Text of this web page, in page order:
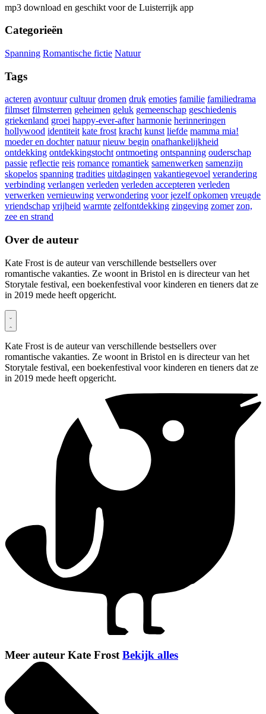
mp3 download en geschikt voor de Luisterrijk app
Categorieën
Spanning Romantische fictie Natuur
Tags
acteren avontuur cultuur dromen druk emoties familie familiedrama
filmset filmsterren geheimen geluk gemeenschap geschiedenis
griekenland groei happy-ever-after harmonie herinneringen
hollywood identiteit kate frost kracht kunst liefde mamma mia!
moeder en dochter natuur nieuw begin onafhankelijkheid
ontdekking ontdekkingstocht ontmoeting ontspanning ouderschap
passie reflectie reis romance romantiek samenwerken samenzijn
skopelos spanning tradities uitdagingen vakantiegevoel verandering
verbinding verlangen verleden verleden accepteren verleden
verwerken vernieuwing verwondering voor jezelf opkomen vreugde
vriendschap vrijheid warmte zelfontdekking zingeving zomer zon,
zee en strand
Over de auteur
Kate Frost is de auteur van verschillende bestsellers over
romantische vakanties. Ze woont in Bristol en is directeur van het
Storytale festival, een boekenfestival voor kinderen en tieners dat ze
in 2019 mede heeft opgericht.
Kate Frost is de auteur van verschillende bestsellers over
romantische vakanties. Ze woont in Bristol en is directeur van het
Storytale festival, een boekenfestival voor kinderen en tieners dat ze
in 2019 mede heeft opgericht.
Meer auteur Kate Frost Bekijk alles